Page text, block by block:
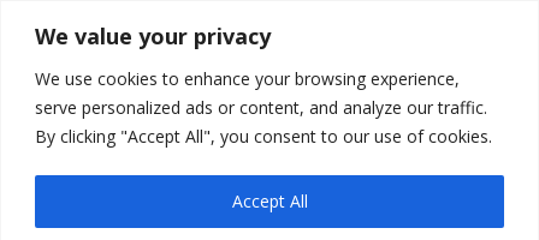
We value your privacy
We use cookies to enhance your browsing experience,
serve personalized ads or content, and analyze our traffic.
By clicking "Accept All", you consent to our use of cookies.
Accept All